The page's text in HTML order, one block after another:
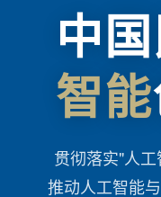
中
智能
贯彻落实"人
推动人工智能